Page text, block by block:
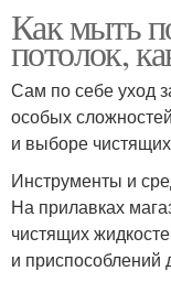
Как мыть
потолок,
Сам по себе уход
особых
и выборе
Инструменты и
На прилавках
чистящих
и приспособлений